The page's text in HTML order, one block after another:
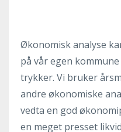
Økonomisk analyse
på vår egen
trykker. Vi bruker
andre økonomiske
vedta en god
en meget presset